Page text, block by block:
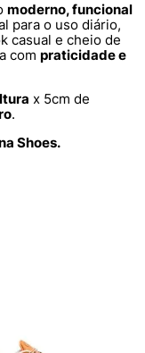
moderno, funcional
para o uso diário,
casual e cheio de
com praticidade e
x 5cm de
.
Shoes.